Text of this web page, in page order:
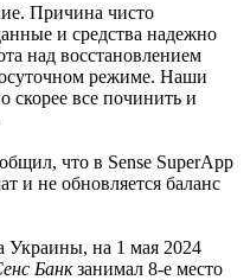
Причина чисто
и средства надежно
над восстановлением
режиме. Наши
скорее все починить и
что в Sense SuperApp
и не обновляется баланс
на 1 мая 2024
Банкзанимал 8-е место